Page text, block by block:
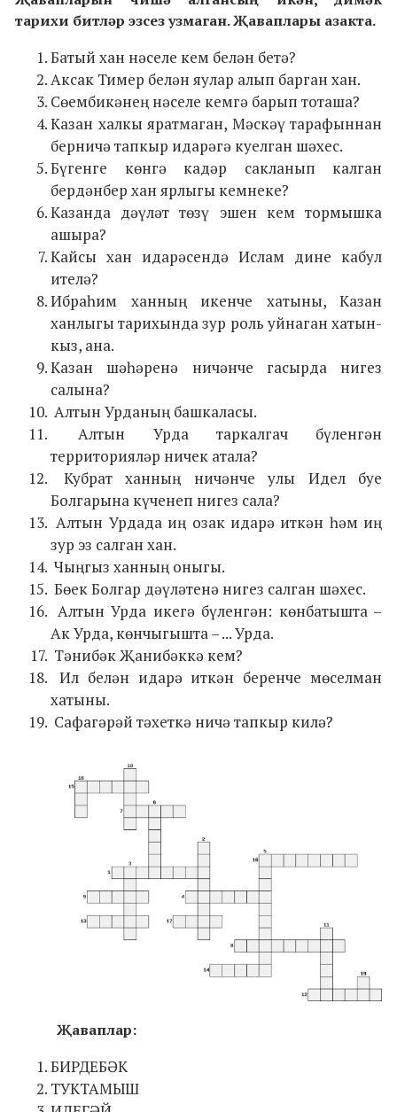
тарихи битләр эзсез узмаган. Җаваплары азакта.
Батый хан нәселе кем белән бетә?
Аксак Тимер белән яулар алып барган хан.
Сөембикәнең нәселе кемгә барып тоташа?
Казан халкы яратмаган, Мәскәү тарафыннан
берничә тапкыр идарәгә куелган шәхес.
Бүгенге көнгә кадәр сакланып калган
бердәнбер хан ярлыгы кемнеке?
Казанда дәүләт төзү эшен кем тормышка
ашыра?
Кайсы хан идарәсендә Ислам дине кабул
ителә?
Ибраһим ханның икенче хатыны, Казан
ханлыгы тарихында зур роль уйнаган хатын-
кыз, ана.
Казан шәһәренә ничәнче гасырда нигез
салына?
Алтын Урданың башкаласы.
Алтын Урда таркалгач бүленгән
территорияләр ничек атала?
Кубрат ханның ничәнче улы Идел буе
Болгарына күченеп нигез сала?
Алтын Урдада иң озак идарә иткән һәм иң
зур эз салган хан.
Чыңгыз ханның оныгы.
Бөек Болгар дәүләтенә нигез салган шәхес.
Алтын Урда икегә бүленгән: көнбатышта –
Ак Урда, көнчыгышта – ... Урда.
Тәнибәк Җанибәккә кем?
Ил белән идарә иткән беренче мөселман
хатыны.
Сафагәрәй тәхеткә ничә тапкыр килә?
Җаваплар:
БИРДЕБӘК
ТУКТАМЫШ